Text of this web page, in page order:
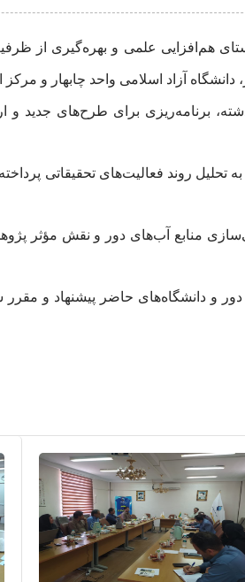
هم‌افزایی علمی و بهره‌گیری
آزاد اسلامی واحد چابهار و
برنامه‌ریزی برای طرح‌های جدید و
به تحلیل روند فعالیت‌های تحقیقاتی
منابع آب‌های دور و نقش مؤثر
و دانشگاه‌های حاضر پیشنهاد و